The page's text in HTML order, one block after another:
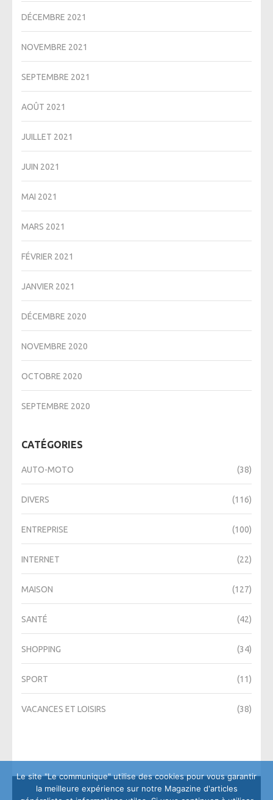
DÉCEMBRE 2021
NOVEMBRE 2021
SEPTEMBRE 2021
AOÛT 2021
JUILLET 2021
JUIN 2021
MAI 2021
MARS 2021
FÉVRIER 2021
JANVIER 2021
DÉCEMBRE 2020
NOVEMBRE 2020
OCTOBRE 2020
SEPTEMBRE 2020
CATÉGORIES
AUTO-MOTO (38)
DIVERS (116)
ENTREPRISE (100)
INTERNET (22)
MAISON (127)
SANTÉ (42)
SHOPPING (34)
SPORT (11)
VACANCES ET LOISIRS (38)
Le site "Le communique" utilise des cookies pour vous garantir
la meilleure expérience sur notre Magazine d'articles